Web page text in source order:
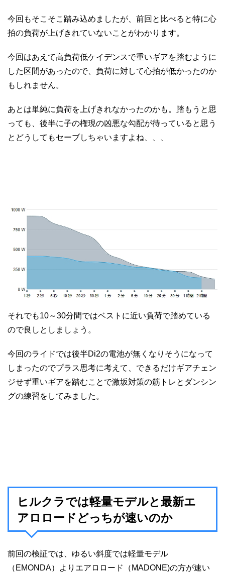
今回もそこそこ踏み込めましたが、前回と比べると特に心
拍の負荷が上げきれていないことがわかります。
今回はあえて高負荷低ケイデンスで重いギアを踏むように
した区間があったので、負荷に対して心拍が低かったのか
もしれません。
あとは単純に負荷を上げきれなかったのかも。踏もうと思
っても、後半に子の権現の凶悪な勾配が待っていると思う
とどうしてもセーブしちゃいますよね、、、
それでも10～30分間ではベストに近い負荷で踏めている
ので良しとしましょう。
今回のライドでは後半Di2の電池が無くなりそうになって
しまったのでプラス思考に考えて、できるだけギアチェン
ジせず重いギアを踏むことで激坂対策の筋トレとダンシン
グの練習をしてみました。
ヒルクラでは軽量モデルと最新エ
アロロードどっちが速いのか
前回の検証では、ゆるい斜度では軽量モデル
（EMONDA）よりエアロロード（MADONE)の方が速い